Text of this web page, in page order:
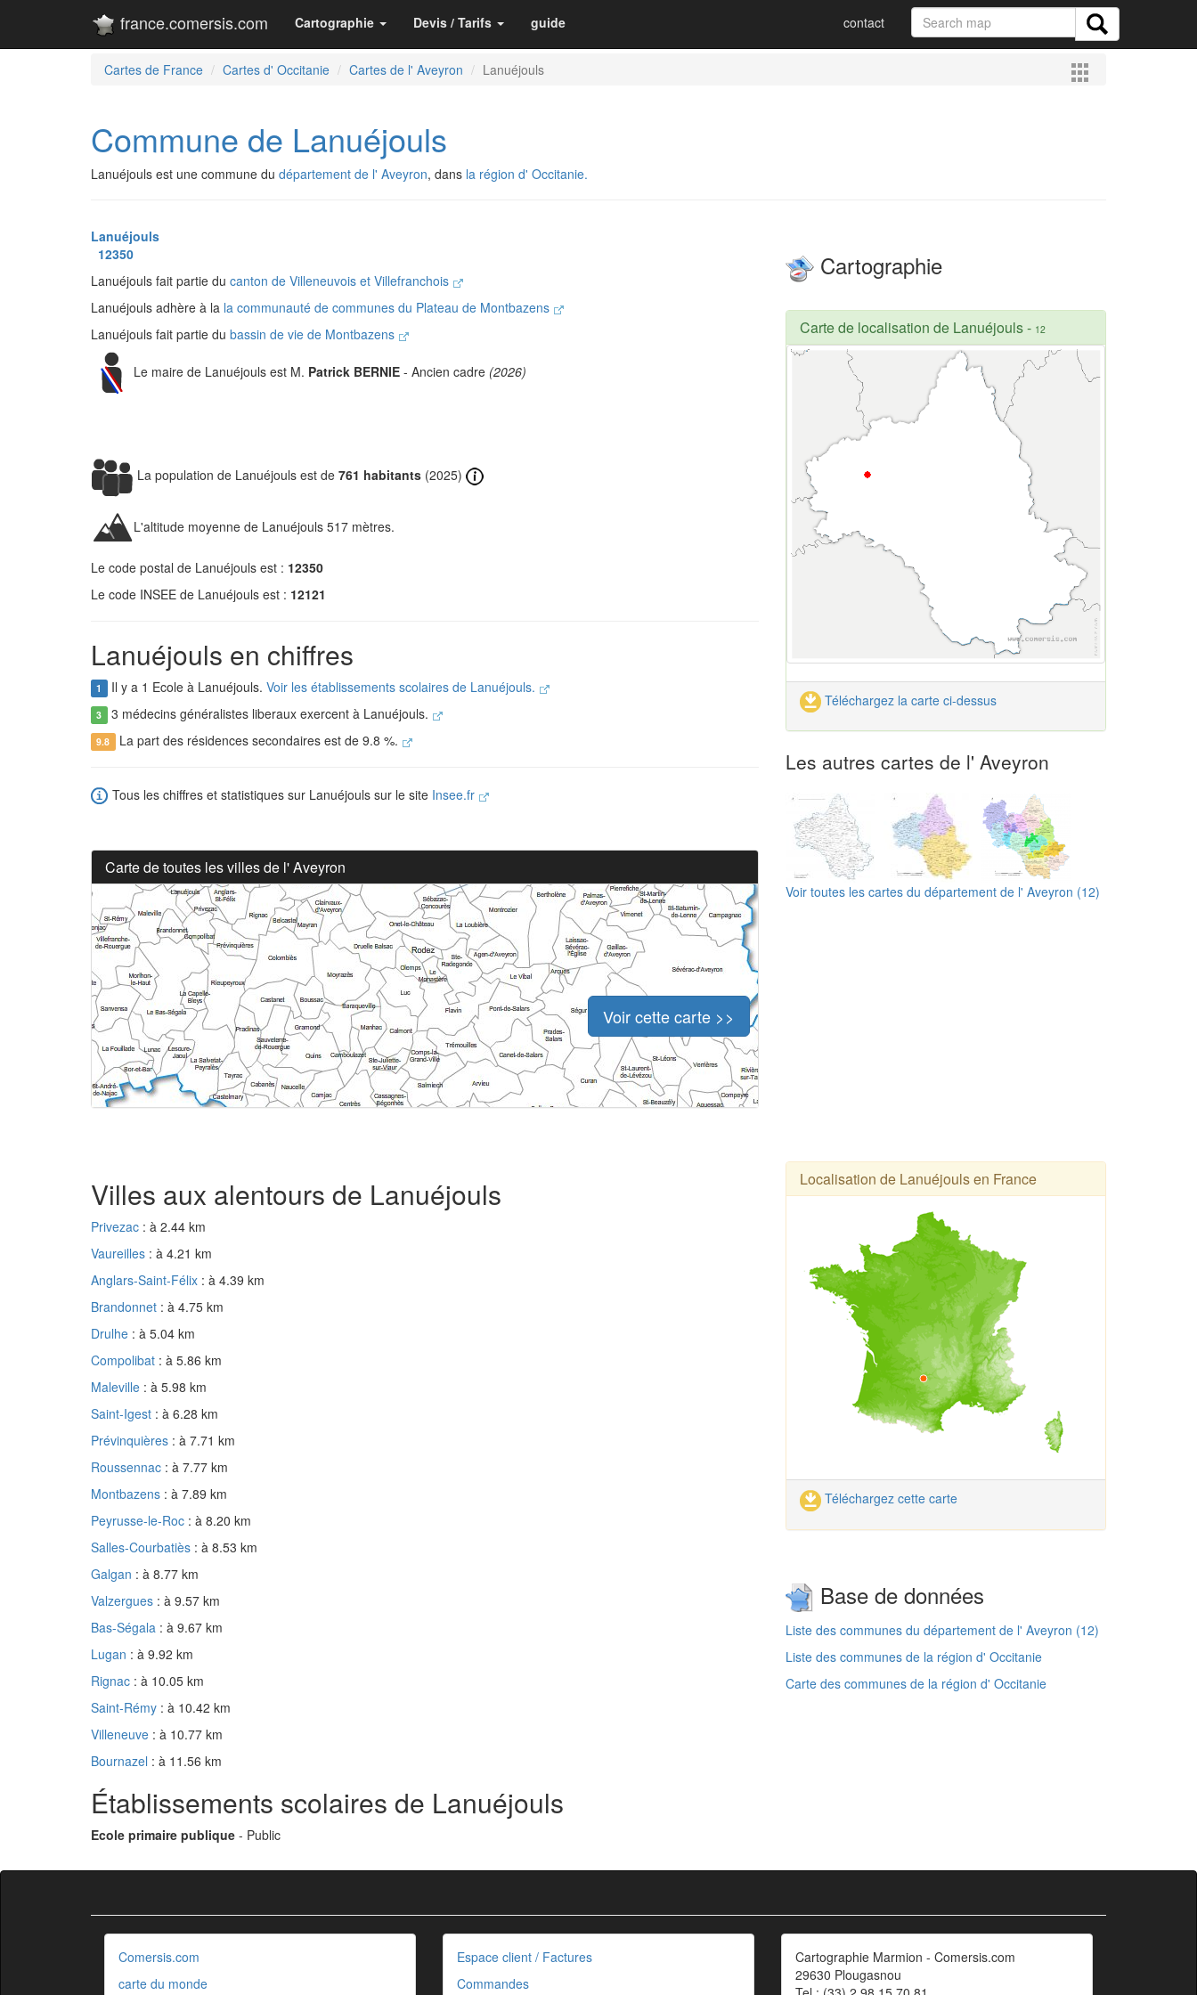
france.comersis.com Cartographie Devis / Tarifs guide contact
Cartes de France Cartes d' Occitanie Cartes de l' Aveyron Lanuéjouls
Commune de Lanuéjouls
Lanuéjouls est une commune du département de l' Aveyron, dans la région d' Occitanie.
Lanuéjouls
12350
Lanuéjouls fait partie du canton de Villeneuvois et Villefranchois
Lanuéjouls adhère à la la communauté de communes du Plateau de Montbazens
Lanuéjouls fait partie du bassin de vie de Montbazens
Le maire de Lanuéjouls est M. Patrick BERNIE - Ancien cadre (2026)
La population de Lanuéjouls est de 761 habitants (2025)
L'altitude moyenne de Lanuéjouls 517 mètres.
Le code postal de Lanuéjouls est : 12350
Le code INSEE de Lanuéjouls est : 12121
Lanuéjouls en chiffres
1 Il y a 1 Ecole à Lanuéjouls. Voir les établissements scolaires de Lanuéjouls.
3 3 médecins généralistes liberaux exercent à Lanuéjouls.
9.8 La part des résidences secondaires est de 9.8 %.
Tous les chiffres et statistiques sur Lanuéjouls sur le site Insee.fr
Carte de toutes les villes de l' Aveyron
Voir cette carte >>
Cartographie
Carte de localisation de Lanuéjouls- 12
Téléchargez la carte ci-dessus
Les autres cartes de l' Aveyron
Voir toutes les cartes du département de l' Aveyron (12)
Villes aux alentours de Lanuéjouls
Privezac : à 2.44 km
Vaureilles : à 4.21 km
Anglars-Saint-Félix : à 4.39 km
Brandonnet : à 4.75 km
Drulhe : à 5.04 km
Compolibat : à 5.86 km
Maleville : à 5.98 km
Saint-Igest : à 6.28 km
Prévinquières : à 7.71 km
Roussennac : à 7.77 km
Montbazens : à 7.89 km
Peyrusse-le-Roc : à 8.20 km
Salles-Courbatiès : à 8.53 km
Galgan : à 8.77 km
Valzergues : à 9.57 km
Bas-Ségala : à 9.67 km
Lugan : à 9.92 km
Rignac : à 10.05 km
Saint-Rémy : à 10.42 km
Villeneuve : à 10.77 km
Bournazel : à 11.56 km
Établissements scolaires de Lanuéjouls
Ecole primaire publique - Public
Localisation de Lanuéjouls en France
Téléchargez cette carte
Base de données
Liste des communes du département de l' Aveyron (12)
Liste des communes de la région d' Occitanie
Carte des communes de la région d' Occitanie
Comersis.com
carte du monde
Espace client / Factures
Commandes
Cartographie Marmion - Comersis.com
29630 Plougasnou